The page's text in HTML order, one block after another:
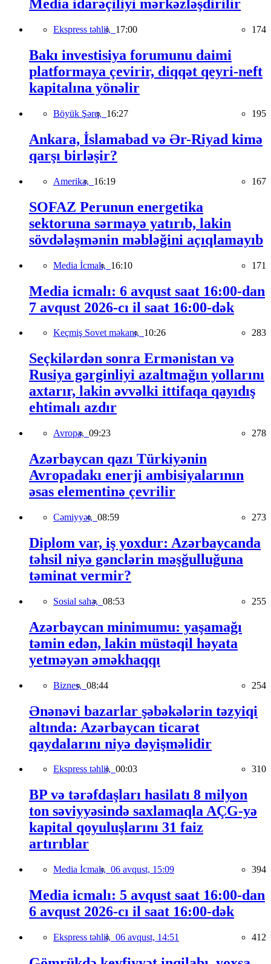
Media idarəçiliyi mərkəzləşdirilir
Ekspress təhlil, 17:00 174
Bakı investisiya forumunu daimi
platformaya çevirir, diqqət qeyri-neft
kapitalına yönəlir
Böyük Şərq, 16:27 195
Ankara, İslamabad və Ər-Riyad kimə
qarşı birləşir?
Amerika, 16:19 167
SOFAZ Perunun energetika
sektoruna sərmayə yatırıb, lakin
sövdələşmənin məbləğini açıqlamayıb
Media İcmalı, 16:10 171
Media icmalı: 6 avqust saat 16:00-dan
7 avqust 2026-cı il saat 16:00-dək
Keçmiş Sovet məkanı, 10:26 283
Seçkilərdən sonra Ermənistan və
Rusiya gərginliyi azaltmağın yollarını
axtarır, lakin əvvəlki ittifaqa qayıdış
ehtimalı azdır
Avropa, 09:23 278
Azərbaycan qazı Türkiyənin
Avropadakı enerji ambisiyalarının
əsas elementinə çevrilir
Cəmiyyət, 08:59 273
Diplom var, iş yoxdur: Azərbaycanda
təhsil niyə gənclərin məşğulluğuna
təminat vermir?
Sosial sahə, 08:53 255
Azərbaycan minimumu: yaşamağı
təmin edən, lakin müstəqil həyata
yetməyən əməkhaqqı
Biznes, 08:44 254
Ənənəvi bazarlar şəbəkələrin təzyiqi
altında: Azərbaycan ticarət
qaydalarını niyə dəyişməlidir
Ekspress təhlil, 00:03 310
BP və tərəfdaşları hasilatı 8 milyon
ton səviyyəsində saxlamaqla AÇG-yə
kapital qoyuluşlarını 31 faiz
artırıblar
Media İcmalı, 06 avqust, 15:09 394
Media icmalı: 5 avqust saat 16:00-dan
6 avqust 2026-cı il saat 16:00-dək
Ekspress təhlil, 06 avqust, 14:51 412